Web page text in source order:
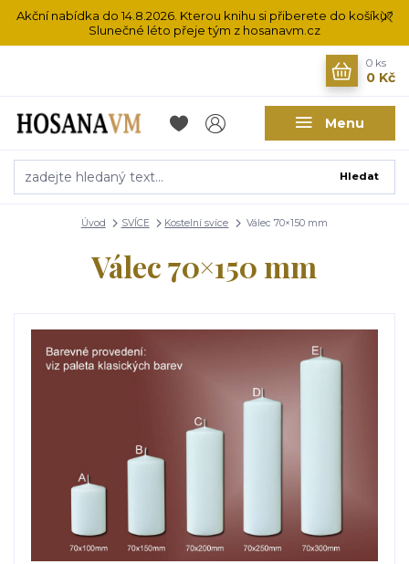
Akční nabídka do 14.8.2026. Kterou knihu si přiberete do košíku?
Slunečné léto přeje tým z hosanavm.cz
Menu
Hledat
0 ks
0 Kč
Úvod SVÍCE Kostelní svíce Válec 70×150 mm
Válec 70×150 mm